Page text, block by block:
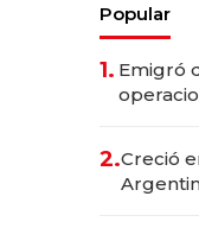
Popular
1. Emigró
2.Creció